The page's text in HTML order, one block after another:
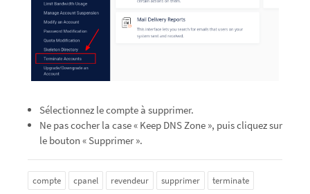
Sélectionnez le compte à supprimer.
Ne pas cocher la case « Keep DNS Zone », puis cliquez sur
le bouton « Supprimer ».
compte cpanel revendeur supprimer terminate